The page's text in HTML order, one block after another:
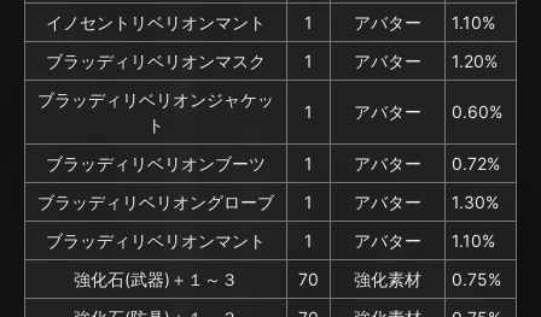
イノセントリベリオンマント
1 アバター
1.10%
ブラッディリベリオンマスク
1 アバター
1.20%
ブラッディリベリオンジャケッ
ト
1 アバター 0.60%
ブラッディリベリオンブーツ 1 アバター
0.72%
ブラッディリベリオングローブ
1 アバター
1.30%
ブラッディリベリオンマント
1 アバター
1.10%
強化石(武器)＋１～３
70 強化素材
0.75%